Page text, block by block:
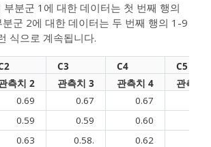
부분군 1에 대한 데이터는 첫 번째 행의
군 2에 대한 데이터는 두 번째 행의 1-9
식으로 계속됩니다.
C3 C4
C5
측치 2 관측치 3 관측치 4
관측치
0.69 0.67 0.67
0.59 0.59 0.60
0.63 0.58. 0.62